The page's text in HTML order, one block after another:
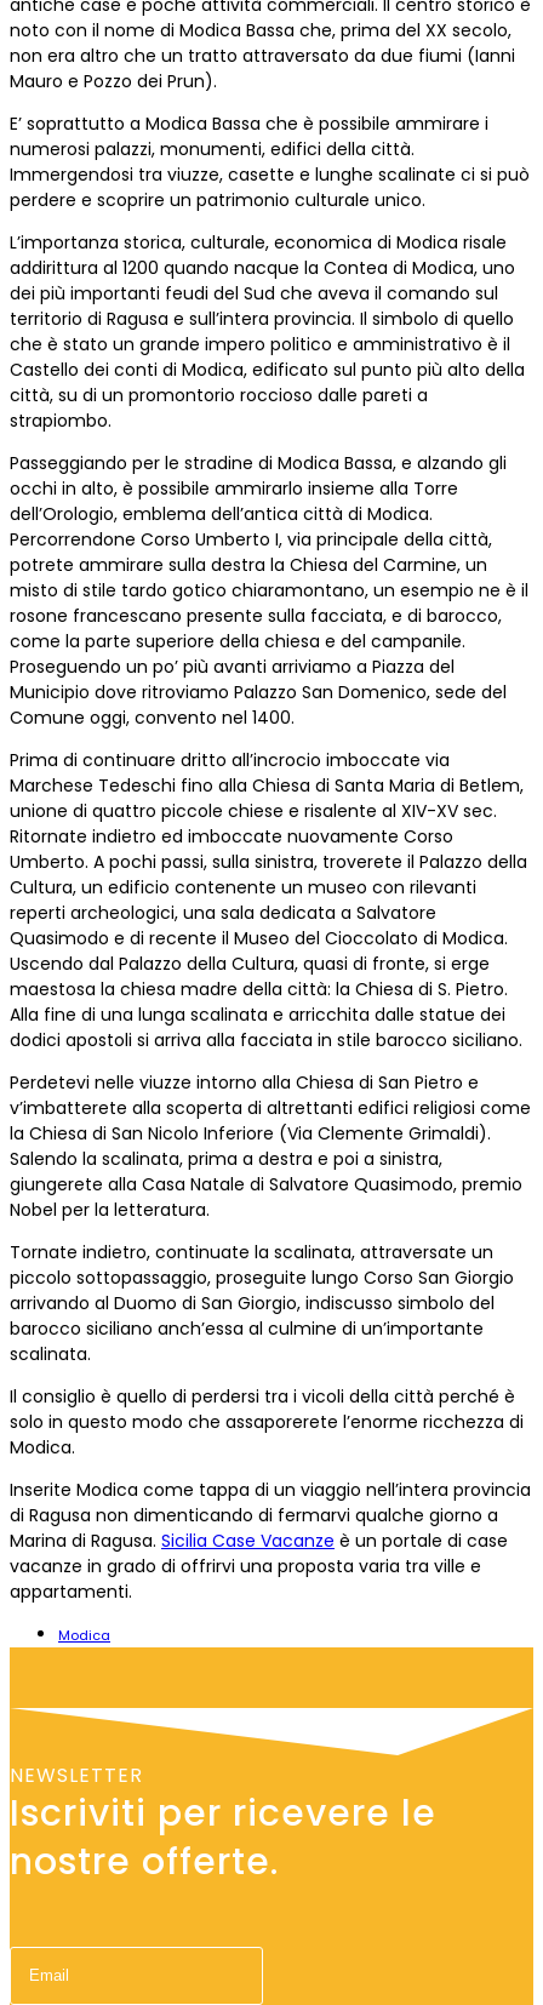
antiche case e poche attività commerciali. Il centro storico è
noto con il nome di Modica Bassa che, prima del XX secolo,
non era altro che un tratto attraversato da due fiumi (Ianni
Mauro e Pozzo dei Prun).
E’ soprattutto a Modica Bassa che è possibile ammirare i
numerosi palazzi, monumenti, edifici della città.
Immergendosi tra viuzze, casette e lunghe scalinate ci si può
perdere e scoprire un patrimonio culturale unico.
L’importanza storica, culturale, economica di Modica risale
addirittura al 1200 quando nacque la Contea di Modica, uno
dei più importanti feudi del Sud che aveva il comando sul
territorio di Ragusa e sull’intera provincia. Il simbolo di quello
che è stato un grande impero politico e amministrativo è il
Castello dei conti di Modica, edificato sul punto più alto della
città, su di un promontorio roccioso dalle pareti a
strapiombo.
Passeggiando per le stradine di Modica Bassa, e alzando gli
occhi in alto, è possibile ammirarlo insieme alla Torre
dell’Orologio, emblema dell’antica città di Modica.
Percorrendone Corso Umberto I, via principale della città,
potrete ammirare sulla destra la Chiesa del Carmine, un
misto di stile tardo gotico chiaramontano, un esempio ne è il
rosone francescano presente sulla facciata, e di barocco,
come la parte superiore della chiesa e del campanile.
Proseguendo un po’ più avanti arriviamo a Piazza del
Municipio dove ritroviamo Palazzo San Domenico, sede del
Comune oggi, convento nel 1400.
Prima di continuare dritto all’incrocio imboccate via
Marchese Tedeschi fino alla Chiesa di Santa Maria di Betlem,
unione di quattro piccole chiese e risalente al XIV-XV sec.
Ritornate indietro ed imboccate nuovamente Corso
Umberto. A pochi passi, sulla sinistra, troverete il Palazzo della
Cultura, un edificio contenente un museo con rilevanti
reperti archeologici, una sala dedicata a Salvatore
Quasimodo e di recente il Museo del Cioccolato di Modica.
Uscendo dal Palazzo della Cultura, quasi di fronte, si erge
maestosa la chiesa madre della città: la Chiesa di S. Pietro.
Alla fine di una lunga scalinata e arricchita dalle statue dei
dodici apostoli si arriva alla facciata in stile barocco siciliano.
Perdetevi nelle viuzze intorno alla Chiesa di San Pietro e
v’imbatterete alla scoperta di altrettanti edifici religiosi come
la Chiesa di San Nicolo Inferiore (Via Clemente Grimaldi).
Salendo la scalinata, prima a destra e poi a sinistra,
giungerete alla Casa Natale di Salvatore Quasimodo, premio
Nobel per la letteratura.
Tornate indietro, continuate la scalinata, attraversate un
piccolo sottopassaggio, proseguite lungo Corso San Giorgio
arrivando al Duomo di San Giorgio, indiscusso simbolo del
barocco siciliano anch’essa al culmine di un’importante
scalinata.
Il consiglio è quello di perdersi tra i vicoli della città perché è
solo in questo modo che assaporerete l’enorme ricchezza di
Modica.
Inserite Modica come tappa di un viaggio nell’intera provincia
di Ragusa non dimenticando di fermarvi qualche giorno a
Marina di Ragusa. Sicilia Case Vacanze è un portale di case
vacanze in grado di offrirvi una proposta varia tra ville e
appartamenti.
Modica
NEWSLETTER
Iscriviti per ricevere le
nostre offerte.